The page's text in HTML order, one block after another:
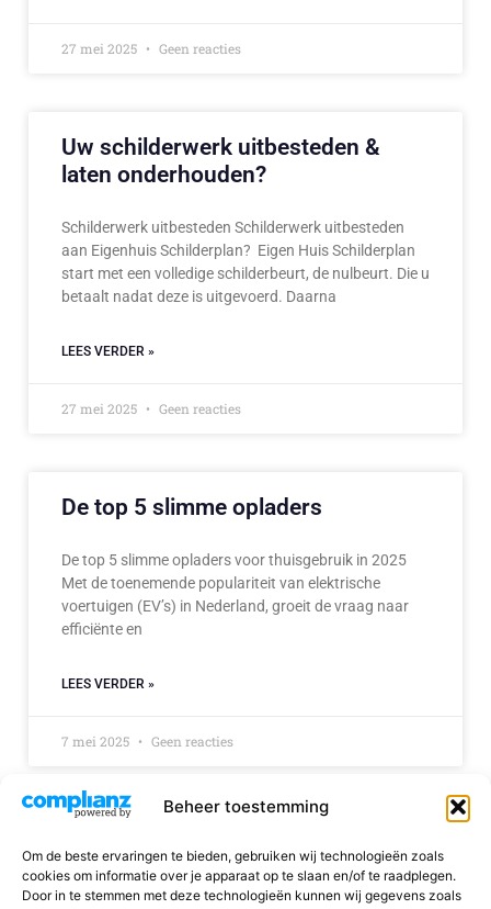
Beheer toestemming
Om de beste ervaringen te bieden, gebruiken wij technologieën zoals
cookies om informatie over je apparaat op te slaan en/of te raadplegen.
Door in te stemmen met deze technologieën kunnen wij gegevens zoals
27 mei 2025 Geen reacties
Uw schilderwerk uitbesteden &
laten onderhouden?
Schilderwerk uitbesteden Schilderwerk uitbesteden
aan Eigenhuis Schilderplan? Eigen Huis Schilderplan
start met een volledige schilderbeurt, de nulbeurt. Die u
betaalt nadat deze is uitgevoerd. Daarna
LEES VERDER »
27 mei 2025 Geen reacties
De top 5 slimme opladers
De top 5 slimme opladers voor thuisgebruik in 2025
Met de toenemende populariteit van elektrische
voertuigen (EV’s) in Nederland, groeit de vraag naar
efficiënte en
LEES VERDER »
7 mei 2025 Geen reacties
© 2026 Slimme opladers | Alle rechten voorbehouden aan
Slimme opladers